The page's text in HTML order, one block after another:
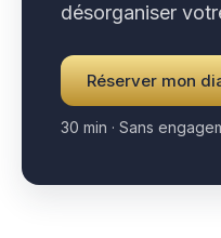
désorganiser
Réserver mon
30 min · Sans